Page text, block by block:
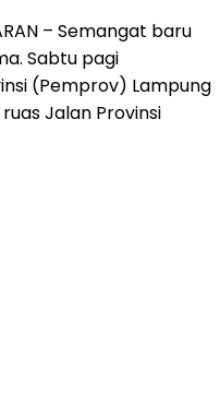
– Semangat baru
Sabtu pagi
(Pemprov) Lampung
Jalan Provinsi